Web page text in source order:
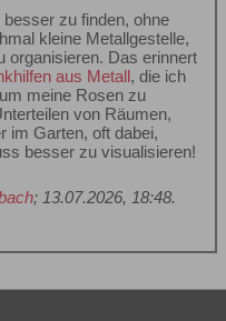
zu finden, ohne
kleine Metallgestelle,
organisieren. Das erinnert
aus Metall, die ich
meine Rosen zu
von Räumen,
im Garten, oft dabei,
besser zu visualisieren!
; 13.07.2026, 18:48.